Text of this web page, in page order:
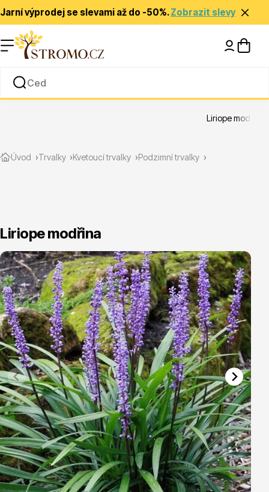
Jarní výprodej se slevami až do -50%.Zobrazit slevy
Rady a tipy
Zlevněné
Jehličnany
Vřesovištní rostliny
Vánoční stromky v květináčích a řezané
Úvod Trvalky Kvetoucí trvalky Podzimní trvalky
Liriope modřina
Liriope modřina